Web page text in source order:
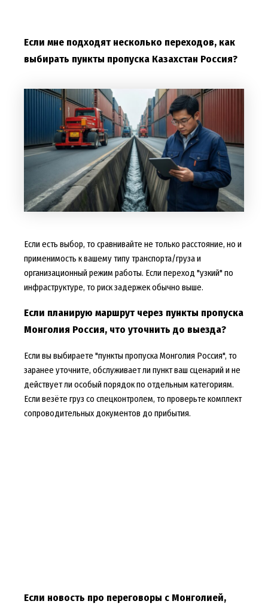
Если мне подходят несколько переходов, как
выбирать пункты пропуска Казахстан Россия?
Если есть выбор, то сравнивайте не только расстояние, но и
применимость к вашему типу транспорта/груза и
организационный режим работы. Если переход "узкий" по
инфраструктуре, то риск задержек обычно выше.
Если планирую маршрут через пункты пропуска
Монголия Россия, что уточнить до выезда?
Если вы выбираете "пункты пропуска Монголия Россия", то
заранее уточните, обслуживает ли пункт ваш сценарий и не
действует ли особый порядок по отдельным категориям.
Если везёте груз со спецконтролем, то проверьте комплект
сопроводительных документов до прибытия.
Если новость про переговоры с Монголией,